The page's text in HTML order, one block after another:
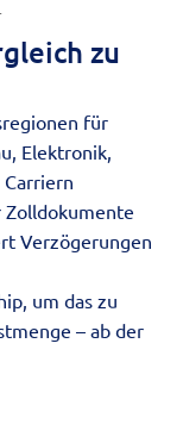
zu
für
Elektronik,
Zolldokumente
Verzögerungen
um das zu
– ab der